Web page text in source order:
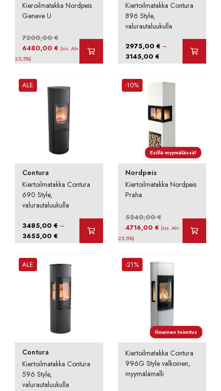
Kieroilmatakka Nordpeis
Geneve U
7200,00€
Alkuperäinen
hinta
7200,00 €.
6480,00€ Nykyinen
(sis. Alv
25,5%)
Kiertoilmatakka Contura
896 Style,
valurautaluukulla
2975,00€ –
3145,00€ Hintaluokka:
2975,00 €
ALE
Contura
Kiertoilmatakka Contura
690 Style,
valurautaluukulla
3485,00€ –
3655,00€ Hintaluokka:
3485,00 €
3655,00 €
Esillä myymälässä!
-10%
Nordpeis
Kiertoilmatakka Nordpeis
Praha
5240,00€
Alkuperäinen
hinta
5240,00 €.
4716,00€ Nykyinen
(sis. Alv
25,5%)
ALE
Contura
Kiertoilmatakka Contura
596 Style,
valurautaluukulla
Ilmainen toimitus
-21%
Kiertoilmatakka Contura
996G Style valkoinen,
myymälämalli